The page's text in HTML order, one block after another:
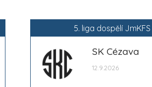
5. liga dospělí JmKFS
SK Cézava
12.9.2026